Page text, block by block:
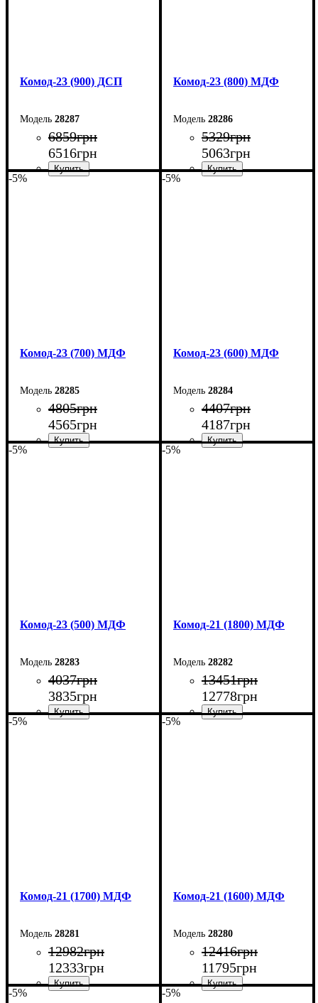
Комод-23 (900) ДСП
28287
6859грн
6516грн
Комод-23 (800) МДФ
28286
5329грн
5063грн
-5%
Комод-23 (700) МДФ
28285
4805грн
4565грн
-5%
Комод-23 (600) МДФ
28284
4407грн
4187грн
-5%
Комод-23 (500) МДФ
28283
4037грн
3835грн
-5%
Комод-21 (1800) МДФ
28282
13451грн
12778грн
-5%
Комод-21 (1700) МДФ
28281
12982грн
12333грн
-5%
Комод-21 (1600) МДФ
28280
12416грн
11795грн
-5% -5%